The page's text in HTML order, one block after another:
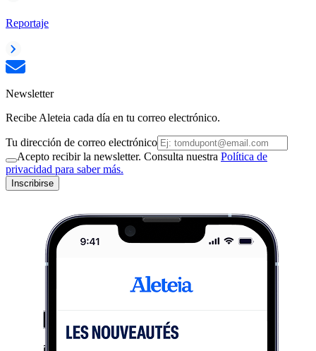
Reportaje
Newsletter
Recibe Aleteia cada día en tu correo electrónico.
Tu dirección de correo electrónico
Acepto recibir la newsletter. Consulta nuestra Política de
privacidad para saber más.
Inscribirse